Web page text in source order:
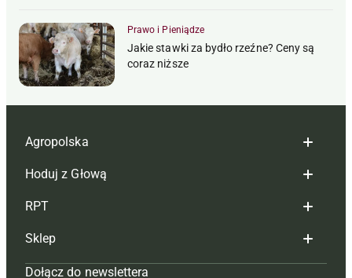
Prawo i Pieniądze
Jakie stawki za bydło rzeźne? Ceny są
coraz niższe
Agropolska
Redakcja
Reklama
Tagi
Mapa serwisu
Hoduj z Głową
Hoduj z głową bydło
Hoduj z głową świnie
Prenumerata
RPT
Redakcja
Sklep
Dołącz do newslettera